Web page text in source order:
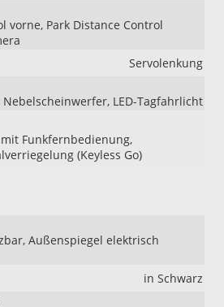
vorne, Park Distance Control
Servolenkung
Nebelscheinwerfer, LED-Tagfahrlicht
Funkfernbedienung,
(Keyless Go)
Außenspiegel elektrisch
in Schwarz